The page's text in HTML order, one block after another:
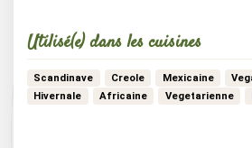
Utilisé(e) dans les cuisines
Scandinave Creole Mexicaine
Hivernale
Africaine Vegetarienne